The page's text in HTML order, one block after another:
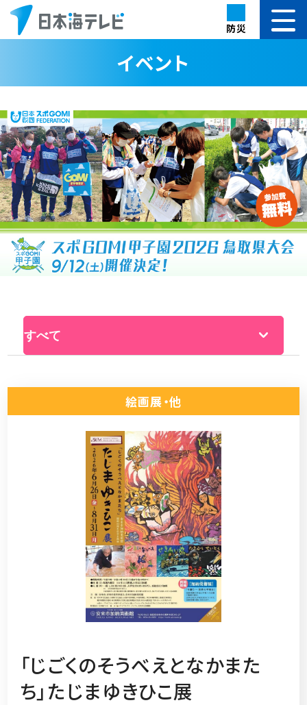
防災
イベント
絵画展・他
「じごくのそうべえとなかまた
ち」たじまゆきひこ展